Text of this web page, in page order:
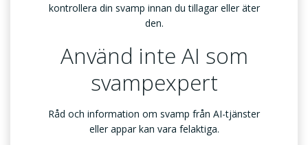
kontrollera din svamp innan du tillagar eller äter
den.
Använd inte AI som
svampexpert
Råd och information om svamp från AI-tjänster
eller appar kan vara felaktiga.